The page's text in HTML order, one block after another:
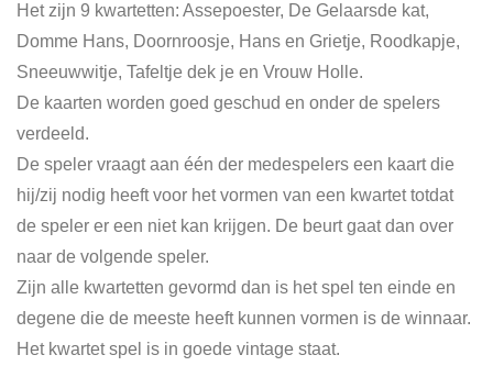
Het zijn 9 kwartetten: Assepoester, De Gelaarsde kat,
Domme Hans, Doornroosje, Hans en Grietje, Roodkapje,
Sneeuwwitje, Tafeltje dek je en Vrouw Holle.
De kaarten worden goed geschud en onder de spelers
verdeeld.
De speler vraagt aan één der medespelers een kaart die
hij/zij nodig heeft voor het vormen van een kwartet totdat
de speler er een niet kan krijgen. De beurt gaat dan over
naar de volgende speler.
Zijn alle kwartetten gevormd dan is het spel ten einde en
degene die de meeste heeft kunnen vormen is de winnaar.
Het kwartet spel is in goede vintage staat.